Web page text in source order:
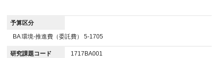
予算区分
BA 環境-推進費（委託費） 5-1705
研究課題コード 1717BA001